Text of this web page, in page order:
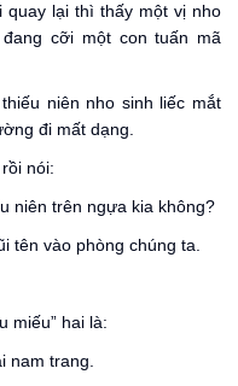
quay lại thì thấy một vị nho
cỡi một con tuấn mã
niên nho sinh liếc mắt
đi mất dạng.
nói:
niên trên ngựa kia không?
tên vào phòng chúng ta.
miếu” hai là:
nam trang.